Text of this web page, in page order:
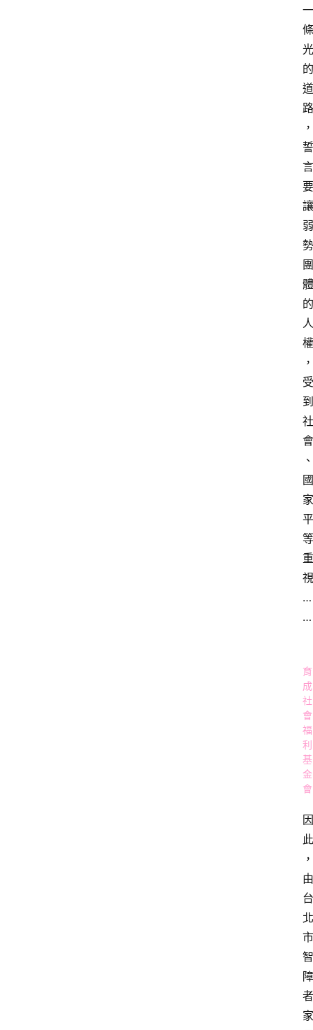
一
條
光
的
道
路
，
誓
言
要
讓
弱
勢
團
體
的
人
權
，
受
到
社
會
、
國
家
平
等
重
視
…
…
育
成
社
會
福
利
基
金
會
因
此
，
由
台
北
市
智
障
者
家